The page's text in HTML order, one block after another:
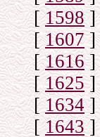
[1598]
[1607]
[1616]
[ 1625]
[1634]
[1643]